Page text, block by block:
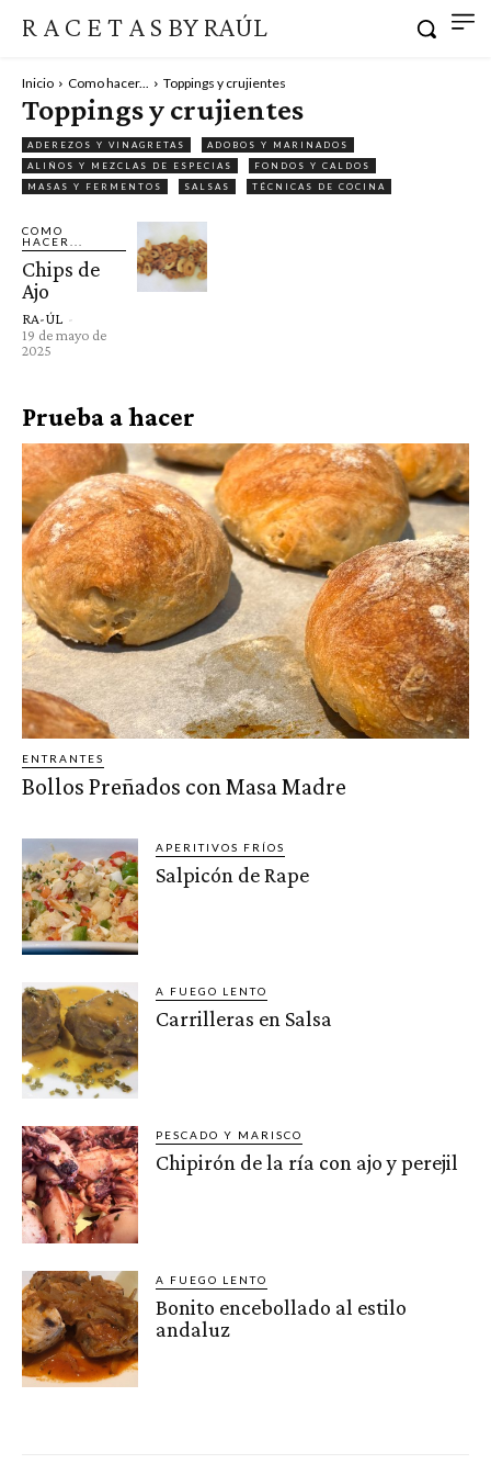
R A C E T A S BY RAÚL
Inicio Como hacer... Toppings y crujientes
Toppings y crujientes
ADEREZOS Y VINAGRETAS
ADOBOS Y MARINADOS
ALIÑOS Y MEZCLAS DE ESPECIAS
FONDOS Y CALDOS
MASAS Y FERMENTOS
SALSAS TÉCNICAS DE COCINA
COMO
HACER...
Chips de
Ajo
RA-ÚL -
19 de mayo de
2025
Prueba a hacer
ENTRANTES
Bollos Preñados con Masa Madre
APERITIVOS FRÍOS
Salpicón de Rape
A FUEGO LENTO
Carrilleras en Salsa
PESCADO Y MARISCO
Chipirón de la ría con ajo y perejil
A FUEGO LENTO
Bonito encebollado al estilo
andaluz